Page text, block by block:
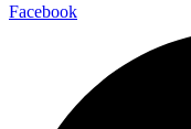
Facebook